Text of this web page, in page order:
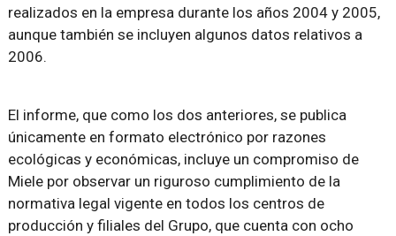
realizados en la empresa durante los años 2004 y 2005,
aunque también se incluyen algunos datos relativos a
2006.
El informe, que como los dos anteriores, se publica
únicamente en formato electrónico por razones
ecológicas y económicas, incluye un compromiso de
Miele por observar un riguroso cumplimiento de la
normativa legal vigente en todos los centros de
producción y filiales del Grupo, que cuenta con ocho